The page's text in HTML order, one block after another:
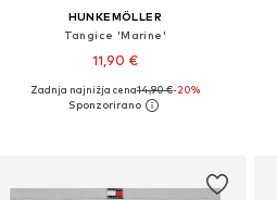
HUNKEMÖLLER
Tangice 'Marine'
11,90 €
Razpoložljive velikosti: M, L, XL
Zadnja najnižja cena14,90 €-20%